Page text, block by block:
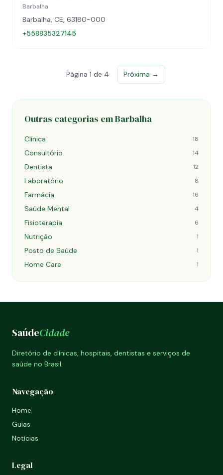
Barbalha
Barbalha, CE, 63180-000
+558835327145
Página 1 de 4 Próxima →
Outras categorias em Barbalha
Clínica 18
Consultório 14
Dentista 12
Laboratório 8
Farmácia 16
Saúde Mental 4
Fisioterapia 6
Nutrição 1
Posto de Saúde 1
Home Care 1
SaúdeCidade
Diretório de clínicas, hospitais, dentistas e serviços de
saúde no Brasil.
Navegação
Home
Guias
Notícias
Legal